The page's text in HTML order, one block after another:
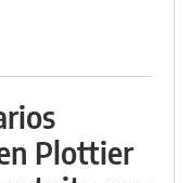
Plottier